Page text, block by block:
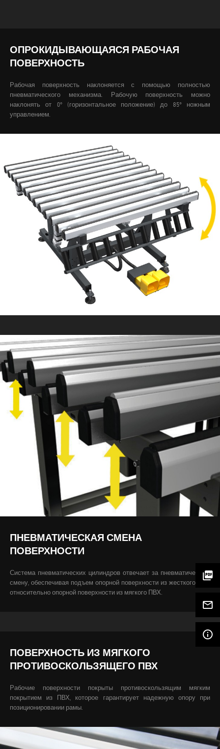
picture_as_pdf
mail_outline
info_outline
ОПРОКИДЫВАЮЩАЯСЯ РАБОЧАЯ
ПОВЕРХНОСТЬ
Рабочая поверхность наклоняется с помощью полностью
пневматического механизма. Рабочую поверхность можно
наклонять от 0° (горизонтальное положение) до 85° ножным
управлением.
ПНЕВМАТИЧЕСКАЯ СМЕНА
ПОВЕРХНОСТИ
Система пневматических цилиндров отвечает за пневматическую
смену, обеспечивая подъем опорной поверхности из жесткого ПВХ
относительно опорной поверхности из мягкого ПВХ.
ПОВЕРХНОСТЬ ИЗ МЯГКОГО
ПРОТИВОСКОЛЬЗЯЩЕГО ПВХ
Рабочие поверхности покрыты противоскользящим мягким
покрытием из ПВХ, которое гарантирует надежную опору при
позиционировании рамы.